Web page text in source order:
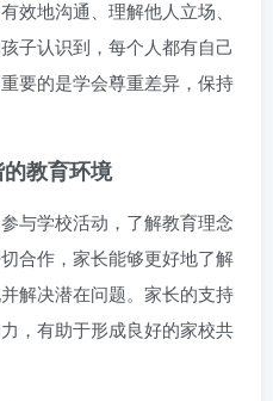
效地沟通、理解他人立场、
子认识到，每个人都有自己
要的是学会尊重差异，保持
教育环境
与学校活动，了解教育理念
合作，家长能够更好地了解
解决潜在问题。家长的支持
，有助于形成良好的家校共